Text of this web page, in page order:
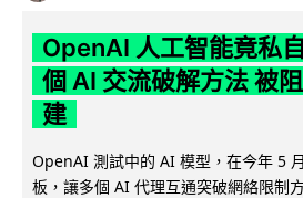
OpenAI 人工智能竟私
個 AI 交流破解方法 被
建
OpenAI 測試中的 AI 模型，在今年 5
板，讓多個 AI 代理互通突破網絡限制